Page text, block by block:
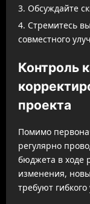
Обсуждайте
Стремитесь
совместного
Контроль
проекта
Помимо
регулярно
бюджета в ходе
изменения,
требуют